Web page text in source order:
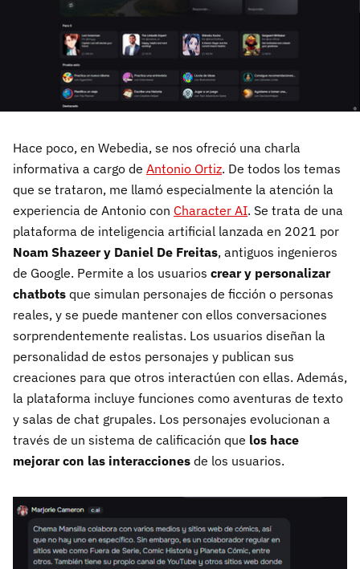
Hace poco, en Webedia, se nos ofreció una charla
informativa a cargo de Antonio Ortiz. De todos los temas
que se trataron, me llamó especialmente la atención la
experiencia de Antonio con Character AI. Se trata de una
plataforma de inteligencia artificial lanzada en 2021 por
Noam Shazeer y Daniel De Freitas, antiguos ingenieros
de Google. Permite a los usuarios crear y personalizar
chatbots que simulan personajes de ficción o personas
reales, y se puede mantener con ellos conversaciones
sorprendentemente realistas. Los usuarios diseñan la
personalidad de estos personajes y publican sus
creaciones para que otros interactúen con ellas. Además,
la plataforma incluye funciones como aventuras de texto
y salas de chat grupales. Los personajes evolucionan a
través de un sistema de calificación que los hace
mejorar con las interacciones de los usuarios.